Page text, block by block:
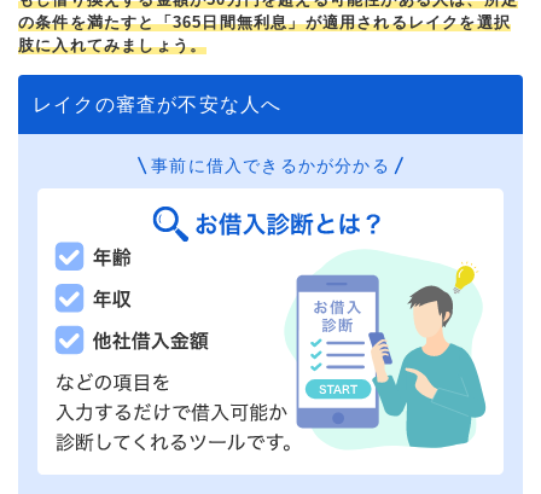
の条件を満たすと「365日間無利息」が適用されるレイクを選択
肢に入れてみましょう。
レイクの審査が不安な人へ
事前に借入できるかが分かる